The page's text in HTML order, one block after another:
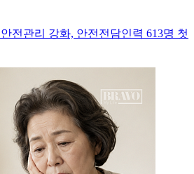
전관리 강화, 안전전담인력 613명 첫